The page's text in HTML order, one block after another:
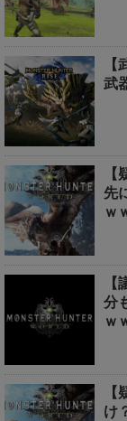
武
先
ｗ
分
ｗ
け